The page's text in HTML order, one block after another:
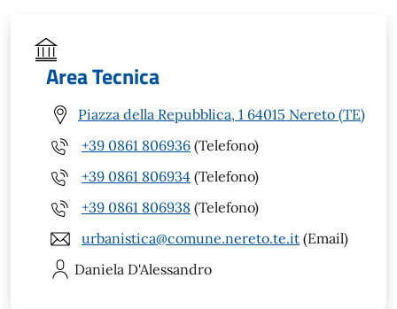
Area Tecnica
Piazza della Repubblica, 1 64015 Nereto (TE)
+39 0861 806936 (Telefono)
+39 0861 806934 (Telefono)
+39 0861 806938 (Telefono)
urbanistica@comune.nereto.te.it (Email)
Daniela D'Alessandro